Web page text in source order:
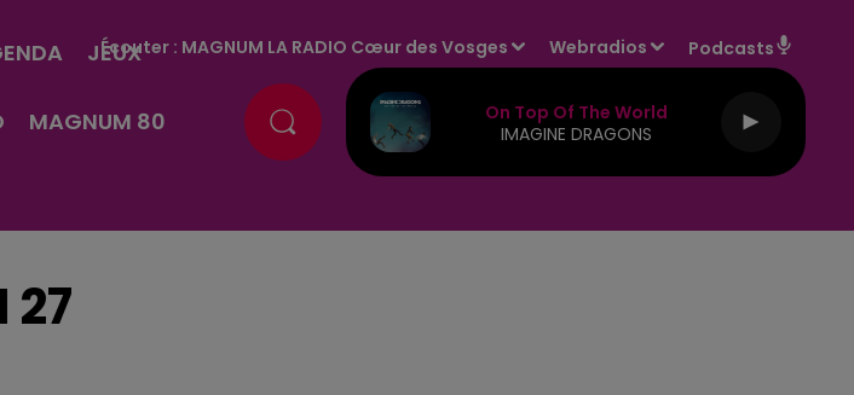
JEUX
MAGNUM 80
Écouter : MAGNUM LA RADIO Cœur des Vosges Webradios Podcasts
On Top Of The World
IMAGINE DRAGONS
27